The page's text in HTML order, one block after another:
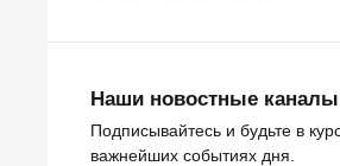
Наши новостные каналы
Подписывайтесь и будьте в
важнейших событиях дня.